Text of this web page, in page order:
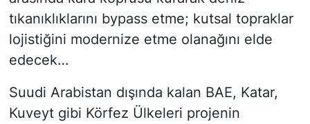
tıkanıklıklarını bypass etme; kutsal topraklar
lojistiğini modernize etme olanağını elde
edecek…
Suudi Arabistan dışında kalan BAE, Katar,
Kuveyt gibi Körfez Ülkeleri projenin